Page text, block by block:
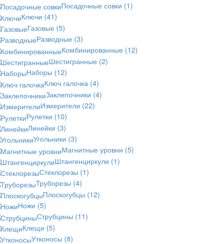
Посадочные совки (1)
Ключи (41)
Газовые (5)
Разводные (3)
Комбинированные (12)
Шестигранные (2)
Наборы (12)
Ключ галочка (4)
Заклепочники (4)
Измерители (22)
Рулетки (10)
Линейки (3)
Угольники (3)
Магнитные уровни (5)
Штангенциркули (1)
Стеклорезы (1)
Труборезы (4)
Плоскогубцы (12)
Ножи (5)
Струбцины (11)
Клещи (5)
Утконосы (8)